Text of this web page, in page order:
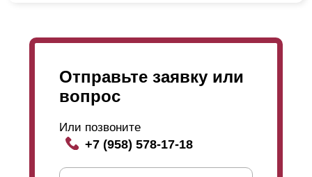
Отправьте заявку или
вопрос
Или позвоните
+7 (958) 578-17-18